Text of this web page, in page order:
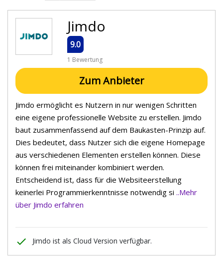
Jimdo
9.0
1 Bewertung
Zum Anbieter
Jimdo ermöglicht es Nutzern in nur wenigen Schritten
eine eigene professionelle Website zu erstellen. Jimdo
baut zusammenfassend auf dem Baukasten-Prinzip auf.
Dies bedeutet, dass Nutzer sich die eigene Homepage
aus verschiedenen Elementen erstellen können. Diese
können frei miteinander kombiniert werden.
Entscheidend ist, dass für die Websiteerstellung
keinerlei Programmierkenntnisse notwendig si ..Mehr
über Jimdo erfahren
done Jimdo ist als Cloud Version verfügbar.